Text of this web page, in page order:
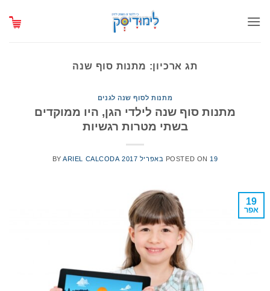
תג ארכיון: מתנות סוף שנה
מתנות לסוף שנה לגנים
מתנות סוף שנה לילדי הגן, היו ממוקדים
בשתי מטרות רגשיות
POSTED ON 19 באפריל 2017 BYARIEL CALCODA
19
אפר